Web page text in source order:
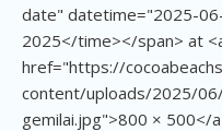
date" datetime="2025-
2025</time></span> at
href="https://
content/uploads/2025/
gemilai.jpg">800 × 500</